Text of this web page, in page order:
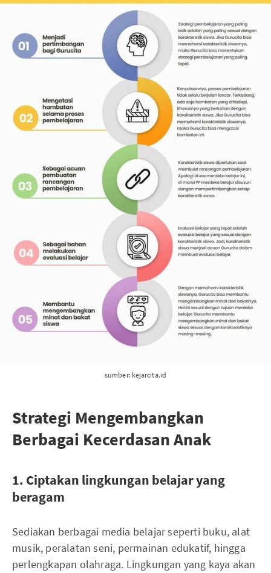
sumber: kejarcita.id
Strategi Mengembangkan
Berbagai Kecerdasan Anak
1. Ciptakan lingkungan belajar yang
beragam
Sediakan berbagai media belajar seperti buku, alat
musik, peralatan seni, permainan edukatif, hingga
perlengkapan olahraga. Lingkungan yang kaya akan